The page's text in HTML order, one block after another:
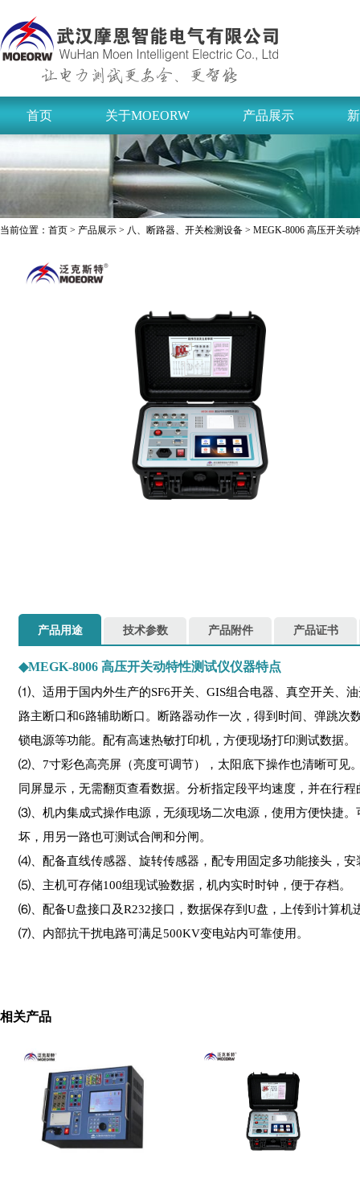
首页 关于MOEORW 产品展示
当前位置： 首页 > 产品展示 > 八、断路器、开关检测设备 > MEGK-8006 高压开关动
产品用途 技术参数 产品附件 产品证书
◆MEGK-8006 高压开关动特性测试仪仪器特点
⑴、适用于国内外生产的SF6开关、GIS组合电器、真空开关、
路主断口和6路辅助断口。断路器动作一次，得到时间、弹跳
锁电源等功能。配有高速热敏打印机，方便现场打印测试数据。
⑵、7寸彩色高亮屏（亮度可调节），太阳底下操作也清晰可见
同屏显示，无需翻页查看数据。分析指定段平均速度，并在行
⑶、机内集成式操作电源，无须现场二次电源，使用方便快捷
坏，用另一路也可测试合闸和分闸。
⑷、配备直线传感器、旋转传感器，配专用固定多功能接头，
⑸、主机可存储100组现试验数据，机内实时时钟，便于存档。
⑹、配备U盘接口及R232接口，数据保存到U盘，上传到计算机
⑺、内部抗干扰电路可满足500KV变电站内可靠使用。
相关产品